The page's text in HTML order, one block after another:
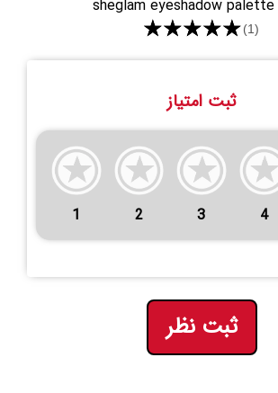
sheglam eyeshadow
★★★★★(1)
ثبت امتیاز
1 2 3 4
ثبت نظر